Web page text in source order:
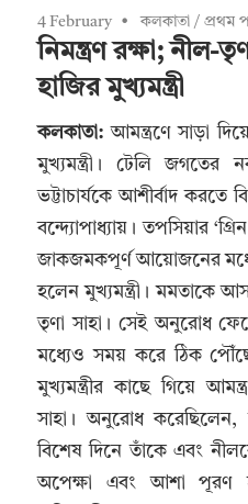
4 February কলকাতা / প্রথম
নিমন্ত্রণ রক্ষা; নীল-
হাজির মুখ্যমন্ত্রী
কলকাতা: আমন্ত্রণে সাড়া
মুখ্যমন্ত্রী। টেলি জগতের
ভট্টাচার্যকে আশীর্বাদ
বন্দ্যোপাধ্যায়। তপসিয়ার
জাকজমকপূর্ণ আয়োজনের
হলেন মুখ্যমন্ত্রী। মমতাকে
তৃণা সাহা। সেই অনুরোধ
মধ্যেও সময় করে ঠিক পৌঁছে
মুখ্যমন্ত্রীর কাছে গিয়ে
সাহা। অনুরোধ
বিশেষ দিনে তাঁকে এবং
অপেক্ষা এবং আশা পূরণ